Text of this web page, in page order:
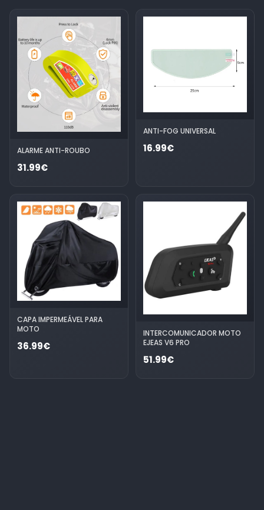
ALARME ANTI-ROUBO
31.99€
ANTI-FOG UNIVERSAL
16.99€
CAPA IMPERMEÁVEL PARA
MOTO
36.99€
INTERCOMUNICADOR MOTO
EJEAS V6 PRO
51.99€